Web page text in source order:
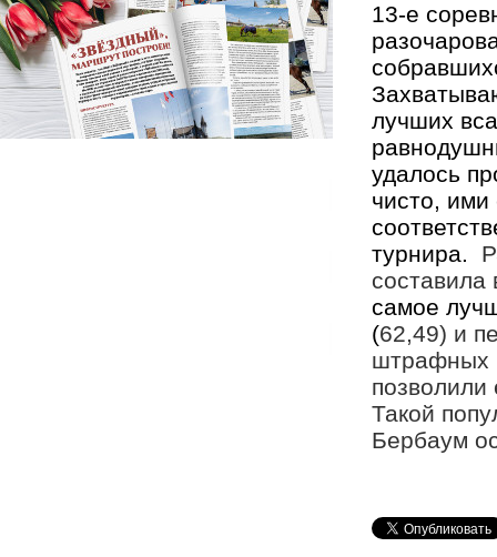
13-е
лучших
удалось
чисто,
турнира.
составила
самое
(62,49) и
штрафных
позволили
Такой
Бербаум